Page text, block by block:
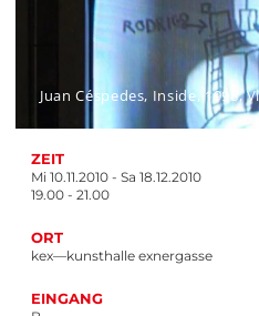
ZEIT
Mi 10.11.2010 - Sa 18.12.2010
19.00 - 21.00
ORT
kex—kunsthalle exnergasse
EINGANG
Juan Céspedes, Inside, 1998,